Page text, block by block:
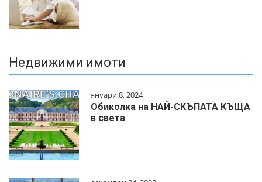
Недвижими имоти
януари 8, 2024
Обиколка на НАЙ-СКЪПАТА КЪЩА
в света